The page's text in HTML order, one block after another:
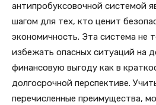
антипробуксовочной системой
шагом для тех, кто ценит
экономичность. Эта система не
избежать опасных ситуаций на
финансовую выгоду как в
долгосрочной перспективе.
перечисленные преимущества,